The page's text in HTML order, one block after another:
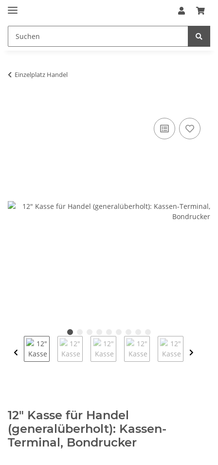
Einzelplatz Handel
12" Kasse für Handel
(generalüberholt): Kassen-
Terminal, Bondrucker